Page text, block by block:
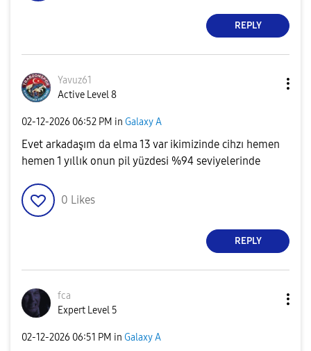
REPLY
Yavuz61
Active Level 8
‎02-12-2026 06:52 PM in Galaxy A
Evet arkadaşım da elma 13 var ikimizinde cihzı hemen
hemen 1 yıllık onun pil yüzdesi %94 seviyelerinde
0 Likes
REPLY
fca
Expert Level 5
‎02-12-2026 06:51 PM in Galaxy A